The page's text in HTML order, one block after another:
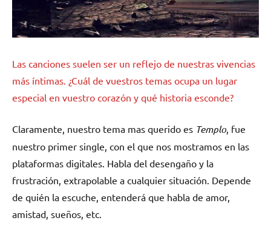
Las canciones suelen ser un reflejo de nuestras vivencias
más íntimas. ¿Cuál de vuestros temas ocupa un lugar
especial en vuestro corazón y qué historia esconde?
Claramente, nuestro tema mas querido es Templo, fue
nuestro primer single, con el que nos mostramos en las
plataformas digitales. Habla del desengaño y la
frustración, extrapolable a cualquier situación. Depende
de quién la escuche, entenderá que habla de amor,
amistad, sueños, etc.